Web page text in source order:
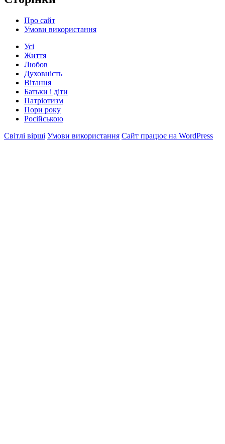
Про сайт
Умови використання
Усі
Життя
Любов
Духовність
Вітання
Батьки і діти
Патріотизм
Пори року
Російською
Світлі вірші Умови використання Сайт працює на WordPress